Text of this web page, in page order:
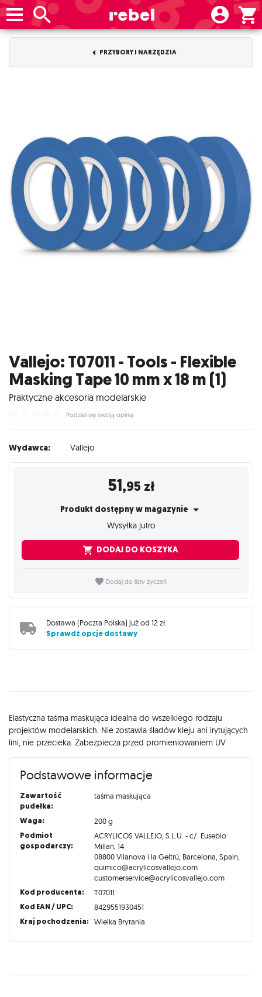
PRZYBORY I NARZĘDZIA
Vallejo: T07011 - Tools - Flexible
Masking Tape 10 mm x 18 m (1)
Praktyczne akcesoria modelarskie
Podziel się swoją opinią
Wydawca: Vallejo
51,95 zł
Produkt dostępny w magazynie
Wysyłka jutro
DODAJ DO KOSZYKA
Dodaj do listy życzeń
Dostawa (Poczta Polska) już od 12 zł.
Sprawdź opcje dostawy
Opis
Elastyczna taśma maskująca idealna do wszelkiego rodzaju
projektów modelarskich. Nie zostawia śladów kleju ani irytujących
lini, nie przecieka. Zabezpiecza przed promieniowaniem UV.
Podstawowe informacje
Zawartość
pudełka:
taśma maskująca
Waga: 200 g
Podmiot
gospodarczy:
ACRYLICOS VALLEJO, S.L.U. - c/. Eusebio
Millan, 14
08800 Vilanova i la Geltrú, Barcelona, Spain,
quimico@acrylicosvallejo.com
customerservice@acrylicosvallejo.com
Kod producenta: T07011
Kod EAN / UPC: 8429551930451
Kraj pochodzenia: Wielka Brytania